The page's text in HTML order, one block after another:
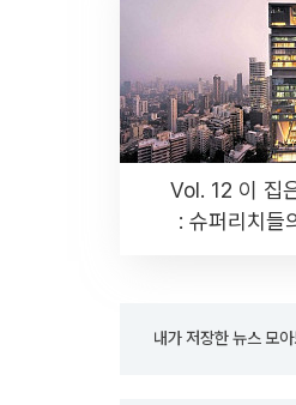
Vol. 12 이 집
: 슈퍼리치들
내가 저장한 뉴스 모아